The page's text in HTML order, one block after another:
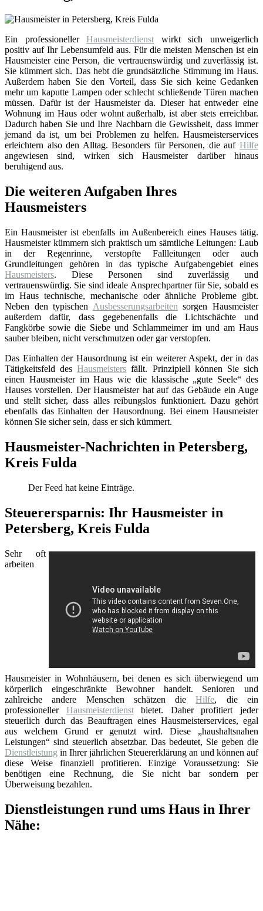
Ein professionellerHausmeisterdienst wirkt sich unweigerlich
positiv auf Ihr Lebensumfeld aus. Für die meisten Menschen ist ein
Hausmeister eine Person, die vertrauenswürdig und zuverlässig ist.
Sie kümmert sich. Das hebt die grundsätzliche Stimmung im Haus.
Außerdem haben Sie den Vorteil, dass Sie sich keine Gedanken
mehr um kaputte Lampen oder schlecht schließende Türen machen
müssen. Dafür ist der Hausmeister da. Dieser hat entweder eine
Wohnung im Haus oder wohnt außerhalb, ist aber stets erreichbar.
Dadurch haben Sie und Ihre Nachbarn die Gewissheit, dass immer
jemand da ist, um bei Problemen zu helfen. Hausmeisterservices
erleichtern also den Alltag. Besonders für Personen, die auf Hilfe
angewiesen sind, wirken sich Hausmeister darüber hinaus
beruhigend aus.
Die weiteren Aufgaben Ihres
Hausmeisters
Ein Hausmeister ist ebenfalls im Außenbereich eines Hauses tätig.
Hausmeister kümmern sich praktisch um sämtliche Leitungen: Laub
in der Regenrinne, verstopfte Fallleitungen oder auch
Grundleitungen gehören in das typische Aufgabengebiet eines
Hausmeisters. Diese Personen sind zuverlässig und
vertrauenswürdig. Sie sind ideale Ansprechpartner für Sie, sobald es
im Haus technische, mechanische oder ähnliche Probleme gibt.
Neben den typischen Ausbesserungsarbeiten sorgen Hausmeister
außerdem dafür, dass gegebenenfalls die Lichtschächte und
Fangkörbe sowie die Siebe und Schlammeimer im und am Haus
sauber bleiben, nicht verschmutzen oder gar verstopfen.
Das Einhalten der Hausordnung ist ein weiterer Aspekt, der in das
Tätigkeitsfeld desHausmeisters fällt. Prinzipiell können Sie sich
einen Hausmeister im Haus wie die klassische „gute Seele“ des
Hauses vorstellen. Der Hausmeister hat auf das Gebäude ein Auge
und stellt sicher, dass alles reibungslos funktioniert. Dazu gehört
ebenfalls das Einhalten der Hausordnung. Bei einem Hausmeister
können Sie sicher sein, dass er sich kümmert.
Hausmeister-Nachrichten in Petersberg,
Kreis Fulda
Der Feed hat keine Einträge.
Steuerersparnis: Ihr Hausmeister in
Petersberg, Kreis Fulda
Sehr oft
arbeiten
Hausmeister in Wohnhäusern, bei denen es sich überwiegend um
körperlich eingeschränkte Bewohner handelt. Senioren und
zahlreiche andere Menschen schätzen dieHilfe, die ein
professioneller Hausmeisterdienstbietet. Daher profitiert jeder
steuerlich durch das Beauftragen eines Hausmeisterservices, egal
aus welchem Grund er genutzt wird. Diese „haushaltsnahen
Leistungen“ sind steuerlich absetzbar. Das bedeutet, Sie geben die
Dienstleistung in Ihrer jährlichen Steuererklärung an und können auf
diese Weise finanziell profitieren. Einzige Voraussetzung: Sie
benötigen eine Rechnung, die Sie nicht bar sondern per
Überweisung bezahlen.
Dienstleistungen rund ums Haus in Ihrer
Nähe: